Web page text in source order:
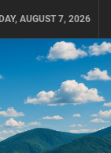
AUGUST 7, 2026